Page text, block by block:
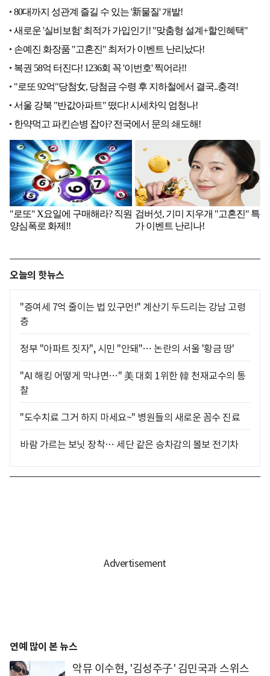
오늘의 핫뉴스
"증여세 7억 줄이는 법 있구먼!" 계산기 두드리는 강남 고령
층
정부 "아파트 짓자", 시민 "안돼"… 논란의 서울 '황금 땅'
"AI 해킹 어떻게 막냐면…" 美 대회 1위한 韓 천재교수의 통
찰
"도수치료 그거 하지 마세요~" 병원들의 새로운 꼼수 진료
바람 가르는 보닛 장착… 세단 같은 승차감의 볼보 전기차
연예 많이 본 뉴스
악뮤 이수현, '김성주子' 김민국과 스위스